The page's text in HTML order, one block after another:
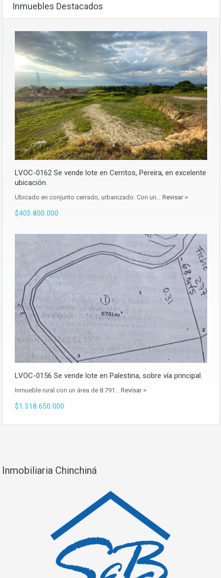
Inmuebles Destacados
LVOC-0162 Se vende lote en Cerritos, Pereira, en excelente
ubicación.
Ubicado en conjunto cerrado, urbanizado. Con un… Revisar >
$403.800.000
LVOC-0156 Se vende lote en Palestina, sobre vía principal.
Inmueble rural con un área de 8.791… Revisar >
$1.318.650.000
Inmobiliaria Chinchiná